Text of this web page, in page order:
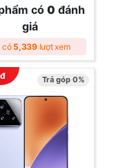
có0 đánh
giá
có5,339lượt xem
Trả góp 0%